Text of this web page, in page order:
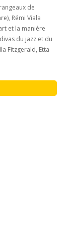
de
Rémi Viala
et la manière
du jazz et du
Fitzgerald, Etta